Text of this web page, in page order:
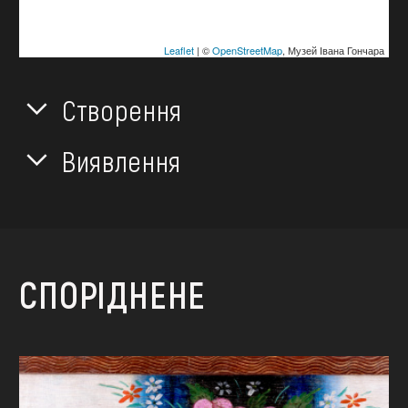
Leaflet| ©OpenStreetMap, Музей Івана Гончара
Створення
Виявлення
СПОРІДНЕНЕ